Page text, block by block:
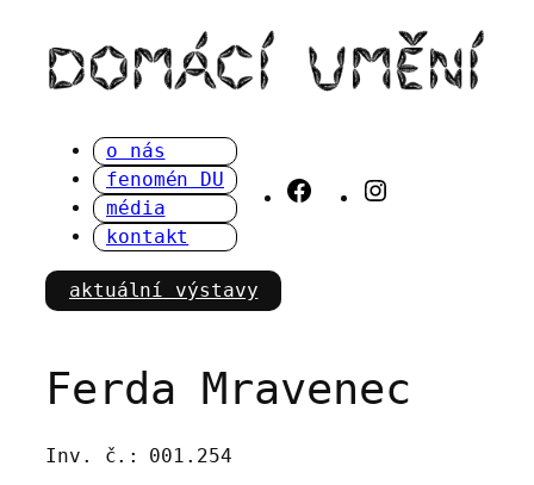
obsah
o nás
fenomén DU
média
kontakt
Facebook
aktuální výstavy
Ferda Mravenec
Inv. č.: 001.254